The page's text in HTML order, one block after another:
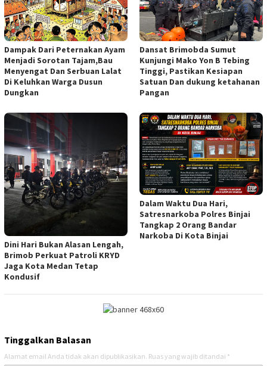
Dampak Dari Peternakan Ayam
Menjadi Sorotan Tajam,Bau
Menyengat Dan Serbuan Lalat
Di Keluhkan Warga Dusun
Dungkan
Dansat Brimobda Sumut
Kunjungi Mako Yon B Tebing
Tinggi, Pastikan Kesiapan
Satuan Dan dukung ketahanan
Pangan
Dini Hari Bukan Alasan Lengah,
Brimob Perkuat Patroli KRYD
Jaga Kota Medan Tetap
Kondusif
Dalam Waktu Dua Hari,
Satresnarkoba Polres Binjai
Tangkap 2 Orang Bandar
Narkoba Di Kota Binjai
Tinggalkan Balasan
Alamat email Anda tidak akan dipublikasikan. Ruas yang wajib ditandai *